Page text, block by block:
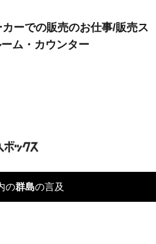
ーでの販売のお仕事/販売ス
ム・カウンター
の群島の言及